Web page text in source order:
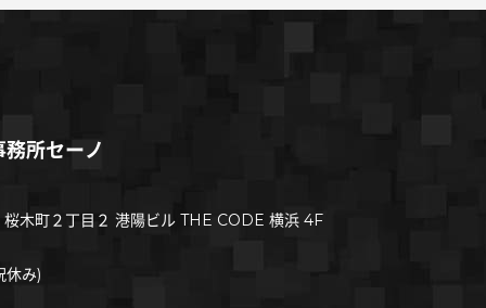
所セーノ
木町２丁目２ 港陽ビル THE CODE 横浜 4F
み)